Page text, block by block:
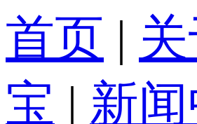
首页 |
宝 | 新